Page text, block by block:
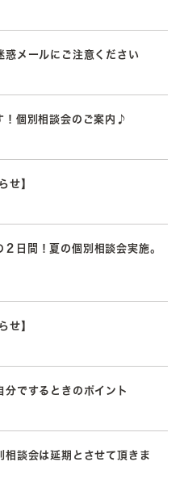
惑メールにご注意ください
！個別相談会のご案内♪
】
日間！夏の個別相談会実施。
】
分でするときのポイント
相談会は延期とさせて頂きま